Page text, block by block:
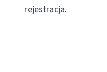
rejestracja.